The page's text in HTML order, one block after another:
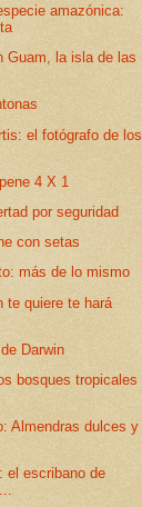
amazónica:
Guam, la isla de las
el fotógrafo de los
4 X 1
por seguridad
con setas
más de lo mismo
te quiere te hará
Darwin
bosques tropicales
Almendras dulces y
el escribano de